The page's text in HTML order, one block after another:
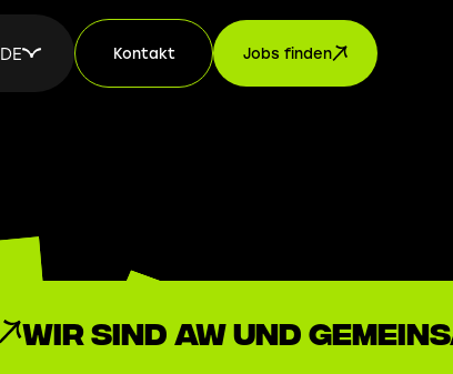
DE Kontakt Jobs finden
wir sind AW und